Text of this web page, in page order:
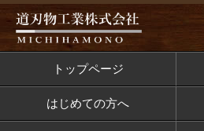
トップページ
はじめての方へ